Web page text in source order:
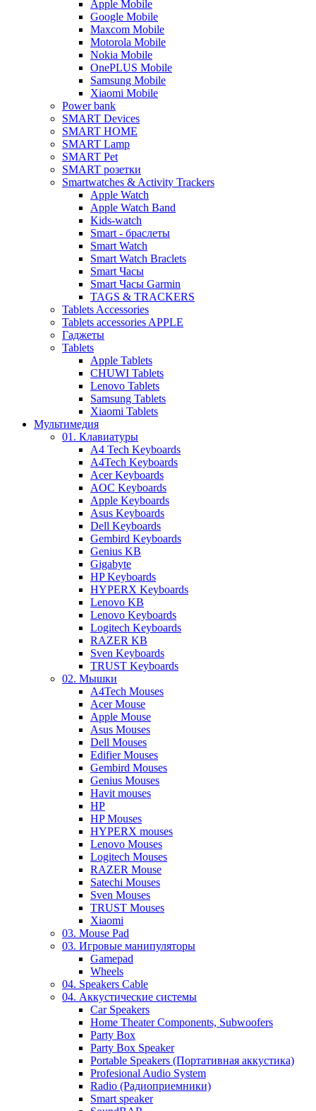
Apple Mobile
Google Mobile
Maxcom Mobile
Motorola Mobile
Nokia Mobile
OnePLUS Mobile
Samsung Mobile
Xiaomi Mobile
Power bank
SMART Devices
SMART HOME
SMART Lamp
SMART Pet
SMART розетки
Smartwatches & Activity Trackers
Apple Watch
Apple Watch Band
Kids-watch
Smart - браслеты
Smart Watch
Smart Watch Braclets
Smart Часы
Smart Часы Garmin
TAGS & TRACKERS
Tablets Accessories
Tablets accessories APPLE
Гаджеты
Tablets
Apple Tablets
CHUWI Tablets
Lenovo Tablets
Samsung Tablets
Xiaomi Tablets
Мультимедия
01. Клавиатуры
A4 Tech Keyboards
A4Tech Keyboards
Acer Keyboards
AOC Keyboards
Apple Keyboards
Asus Keyboards
Dell Keyboards
Gembird Keyboards
Genius KB
Gigabyte
HP Keyboards
HYPERX Keyboards
Lenovo KB
Lenovo Keyboards
Logitech Keyboards
RAZER KB
Sven Keyboards
TRUST Keyboards
02. Мышки
A4Tech Mouses
Acer Mouse
Apple Mouse
Asus Mouses
Dell Mouses
Edifier Mouses
Gembird Mouses
Genius Mouses
Havit mouses
HP
HP Mouses
HYPERX mouses
Lenovo Mouses
Logitech Mouses
RAZER Mouse
Satechi Mouses
Sven Mouses
TRUST Mouses
Xiaomi
03. Mouse Pad
03. Игровые манипуляторы
Gamepad
Wheels
04. Speakers Cable
04. Аккустические системы
Car Speakers
Home Theater Components, Subwoofers
Party Box
Party Box Speaker
Portable Speakers (Портативная аккустика)
Profesional Audio System
Radio (Радиоприемники)
Smart speaker